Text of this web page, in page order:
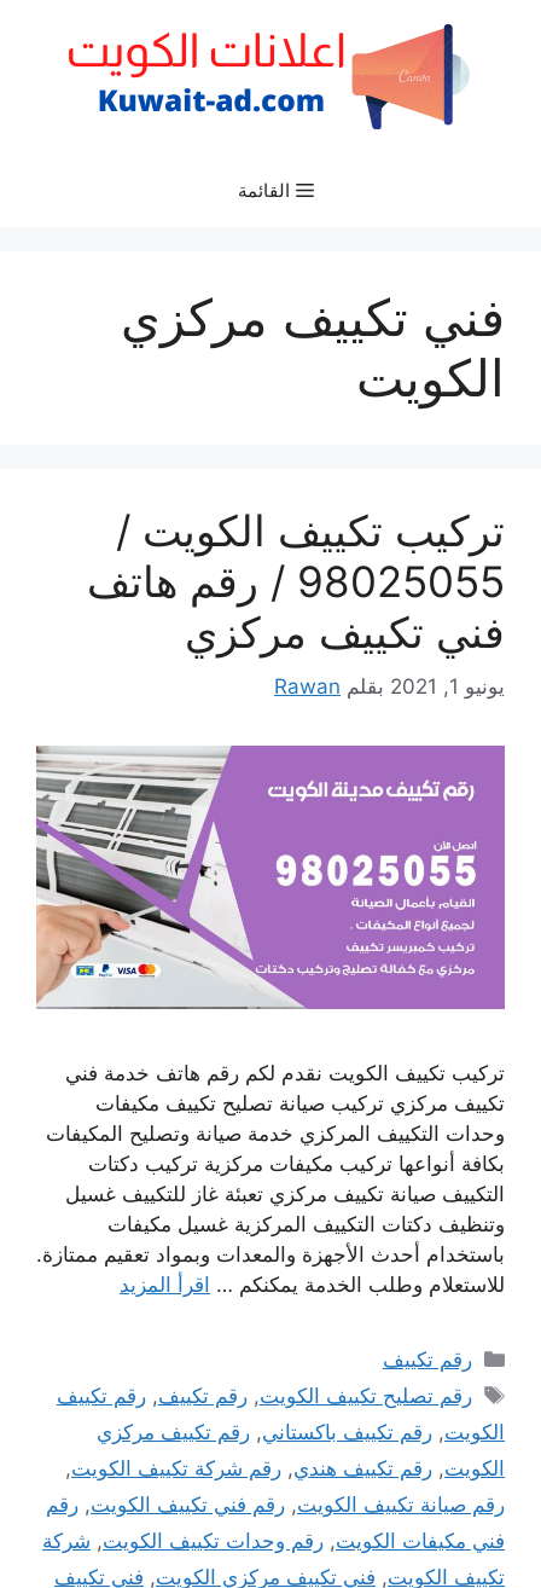
القائمة
فني تكييف مركزي
الكويت
تركيب تكييف الكويت /
98025055 / رقم هاتف
فني تكييف مركزي
يونيو 1, 2021 بقلم Rawan
تركيب تكييف الكويت نقدم لكم رقم هاتف خدمة فني
تكييف مركزي تركيب صيانة تصليح تكييف مكيفات
وحدات التكييف المركزي خدمة صيانة وتصليح المكيفات
بكافة أنواعها تركيب مكيفات مركزية تركيب دكتات
التكييف صيانة تكييف مركزي تعبئة غاز للتكييف غسيل
وتنظيف دكتات التكييف المركزية غسيل مكيفات
باستخدام أحدث الأجهزة والمعدات وبمواد تعقيم ممتازة.
للاستعلام وطلب الخدمة يمكنكم … اقرأ المزيد
التصنيفات
رقم تكييف
الوسوم
رقم تصليح تكييف الكويت,رقم تكييف,رقم تكييف
الكويت, رقم تكييف باكستاني, رقم تكييف مركزي
الكويت, رقم تكييف هندي, رقم شركة تكييف الكويت,
رقم صيانة تكييف الكويت, رقم فني تكييف الكويت, رقم
فني مكيفات الكويت, رقم وحدات تكييف الكويت, شركة
تكييف الكويت, فني تكييف مركزي الكويت, فني تكييف